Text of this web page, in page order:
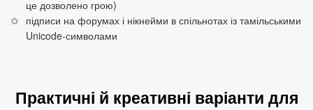
це дозволено грою)
підписи на форумах і нікнейми в спільнотах із тамільськими
Unicode‑символами
Практичні й креативні варіанти для